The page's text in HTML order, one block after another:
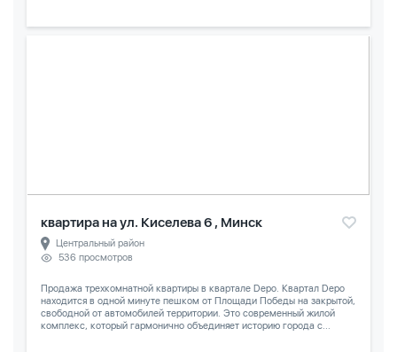
квартира на ул. Киселева 6 , Минск
Центральный район
536 просмотров
Продажа трехкомнатной квартиры в квартале Depo. Квартал Depo
находится в одной минуте пешком от Площади Победы на закрытой,
свободной от автомобилей территории. Это современный жилой
комплекс, который гармонично объединяет историю города с...